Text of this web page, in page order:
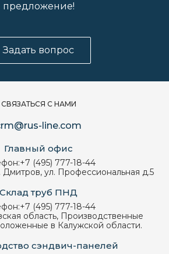
предложение!
Задать вопрос
СВЯЗАТЬСЯ С НАМИ
line.com
Главный офис
+7 (495) 777-18-44
Дмитров, ул. Профессиональная д.5
Склад труб ПНД
+7 (495) 777-18-44
область, Производственные
в Калужской области.
сэндвич-панелей